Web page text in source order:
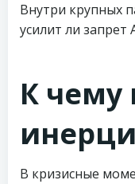
Внутри крупных
усилит ли запрет
К чему
В кризисные